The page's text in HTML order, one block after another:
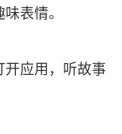
表情。
开应用，听故事